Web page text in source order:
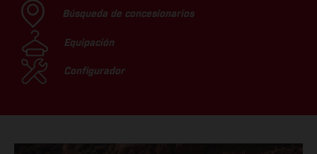
Búsqueda de concesionarios
Equipación
Configurador